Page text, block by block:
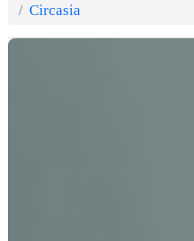
Circasia